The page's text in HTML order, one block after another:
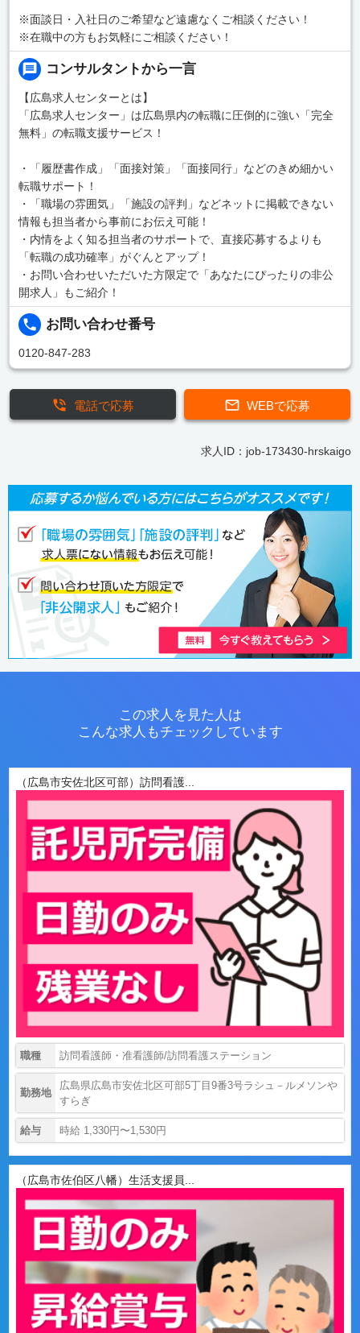
※面談日・入社日のご希望など遠慮なくご相談ください！
※在職中の方もお気軽にご相談ください！
コンサルタントから一言
【広島求人センターとは】
「広島求人センター」は広島県内の転職に圧倒的に強い「完全
無料」の転職支援サービス！
・「履歴書作成」「面接対策」「面接同行」などのきめ細かい
転職サポート！
・「職場の雰囲気」「施設の評判」などネットに掲載できない
情報も担当者から事前にお伝え可能！
・内情をよく知る担当者のサポートで、直接応募するよりも
「転職の成功確率」がぐんとアップ！
・お問い合わせいただいた方限定で「あなたにぴったりの非公
開求人」もご紹介！
お問い合わせ番号
0120-847-283
WEBで応募
電話で応募
求人ID：job-173430-hrskaigo
この求人を見た人は
こんな求人もチェックしています
（広島市安佐北区可部）訪問看護...
職種 訪問看護師・准看護師/訪問看護ステーション
勤務地
広島県広島市安佐北区可部5丁目9番3号ラシュ－ルメソンや
すらぎ
給与 時給 1,330円〜1,530円
（広島市佐伯区八幡）生活支援員...